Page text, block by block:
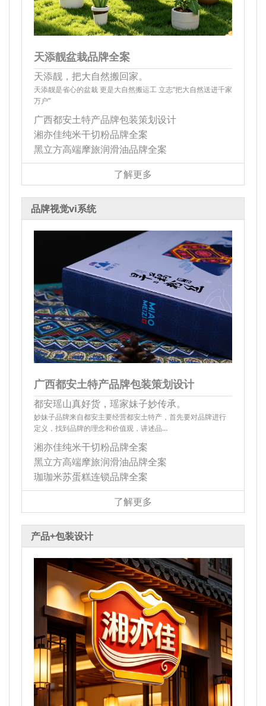
天添靓盆栽品牌全案
天添靓，把大自然搬回家。
天添靓是省心的盆栽 更是大自然搬运工 立志“把大自然送进千家
万户”
广西都安土特产品牌包装策划设计
湘亦佳纯米干切粉品牌全案
黑立方高端摩旅润滑油品牌全案
了解更多
品牌视觉vi系统
广西都安土特产品牌包装策划设计
都安瑶山真好货，瑶家妹子妙传承。
妙妹子品牌来自都安主要经营都安土特产，首先要对品牌进行
定义，找到品牌的理念和价值观，讲述品…
湘亦佳纯米干切粉品牌全案
黑立方高端摩旅润滑油品牌全案
珈珈米苏蛋糕连锁品牌全案
了解更多
产品+包装设计